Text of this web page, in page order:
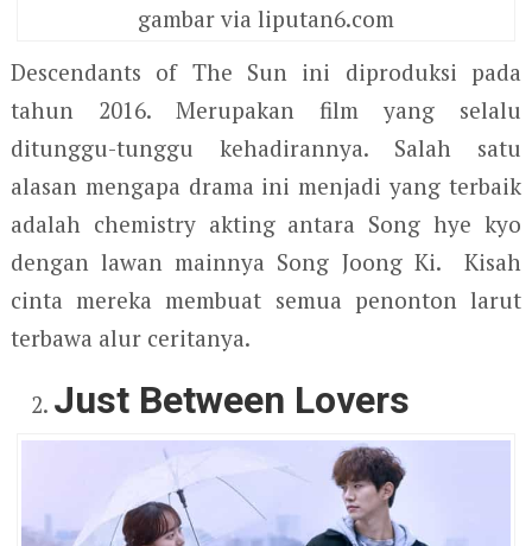
gambar via liputan6.com
Descendants of The Sun ini diproduksi pada
tahun 2016. Merupakan film yang selalu
ditunggu-tunggu kehadirannya. Salah satu
alasan mengapa drama ini menjadi yang terbaik
adalah chemistry akting antara Song hye kyo
dengan lawan mainnya Song Joong Ki. Kisah
cinta mereka membuat semua penonton larut
terbawa alur ceritanya.
Just Between Lovers